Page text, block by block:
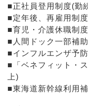
■正社員登用制度(勤
■定年後、再雇用制
■育児・介護休職制
■人間ドック一部補
■インフルエンザ予
■「ベネフィット・
上)
■東海道新幹線利用